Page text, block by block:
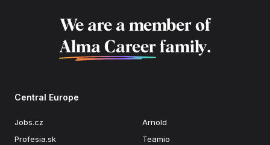
We are a member of
Alma Career family.
Central Europe
Jobs.cz
Profesia.sk
Arnold
Teamio